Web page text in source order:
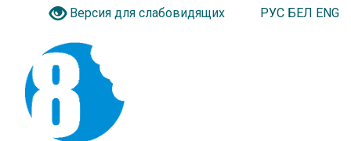
Версия для слабовидящих РУС БЕЛ ENG